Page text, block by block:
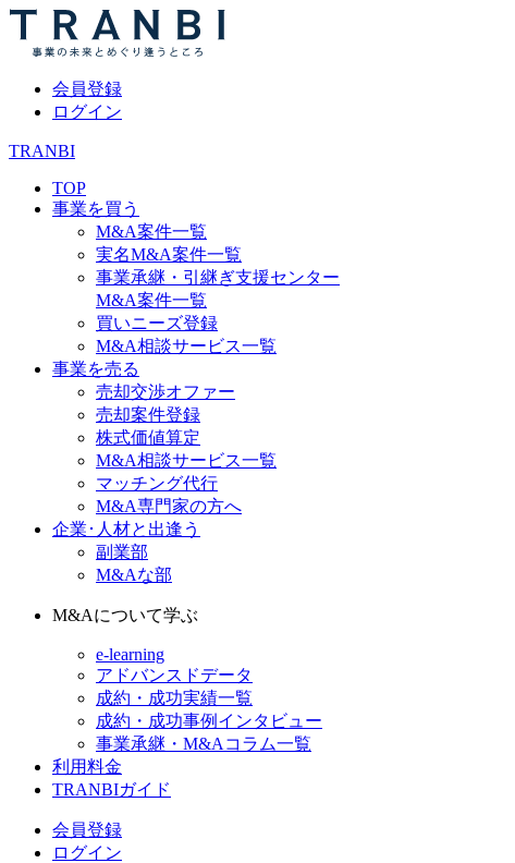
会員登録
ログイン
TRANBI
TOP
事業を買う
M&A案件一覧
実名M&A案件一覧
事業承継・引継ぎ支援センター
M&A案件一覧
買いニーズ登録
M&A相談サービス一覧
事業を売る
売却交渉オファー
売却案件登録
株式価値算定
M&A相談サービス一覧
マッチング代行
M&A専門家の方へ
企業･人材と出逢う
副業部
M&Aな部
M&Aについて学ぶ
e-learning
アドバンスドデータ
成約・成功実績一覧
成約・成功事例インタビュー
事業承継・M&Aコラム一覧
利用料金
TRANBIガイド
会員登録
ログイン